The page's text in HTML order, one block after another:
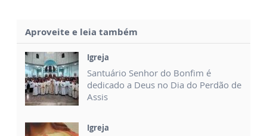
Aproveite e leia também
Igreja
Santuário Senhor do Bonfim é
dedicado a Deus no Dia do Perdão de
Assis
Igreja